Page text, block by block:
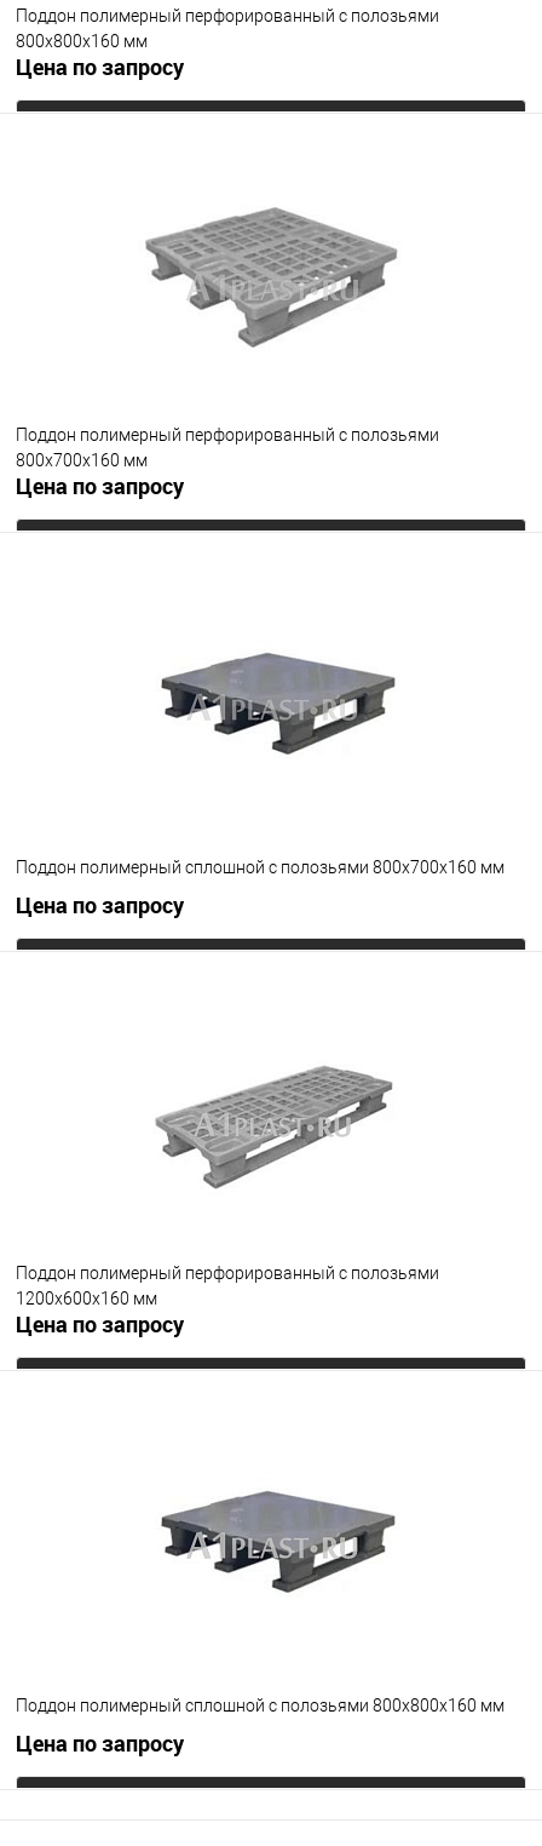
Поддон полимерный перфорированный с полозьями
800х800х160 мм
Цена по запросу
Поддон полимерный перфорированный с полозьями
800х700х160 мм
Цена по запросу
Поддон полимерный сплошной с полозьями 800х700х160 мм
Цена по запросу
Поддон полимерный перфорированный с полозьями
1200х600х160 мм
Цена по запросу
Поддон полимерный сплошной с полозьями 800х800х160 мм
Цена по запросу